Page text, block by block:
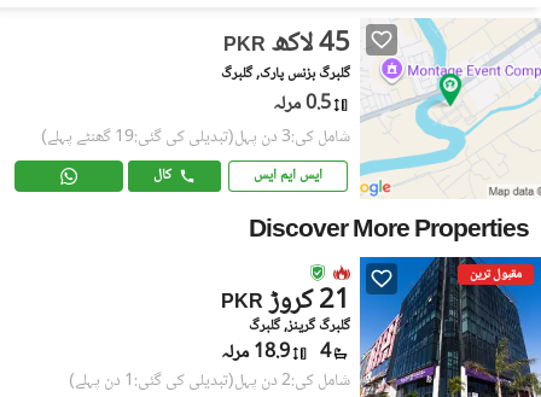
PKR
45 لاکھ
گلبرگ بزنس پارک, گلبرگ
0.5 مرلہ
شامل کی:3 دن پہل (تبدیلی کی گئی:19 گھنٹے پہلے)
ایس ایم ایس کال
Discover More Properties
مقبول ترین
PKR 21 کروڑ
گلبرگ گرینز, گلبرگ
4 18.9 مرلہ
شامل کی:2 دن پہل (تبدیلی کی گئی:1 دن پہلے)